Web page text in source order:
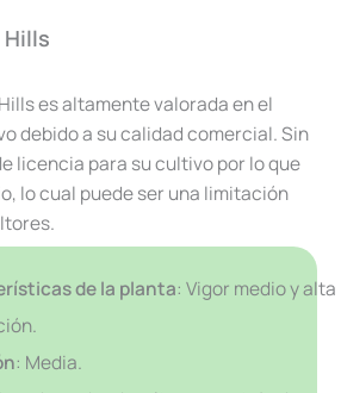
Hills
es altamente valorada en el
debido a su calidad comercial. Sin
licencia para su cultivo por lo que
lo cual puede ser una limitación
de la planta: Vigor medio y alta
: Media.